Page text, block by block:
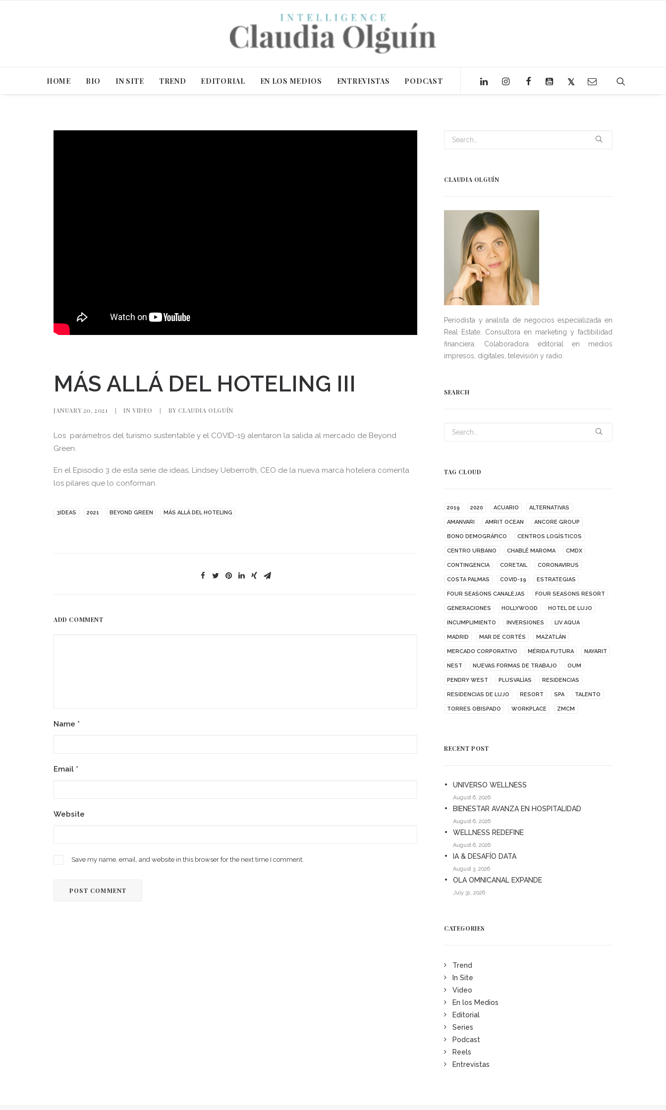
HOME BIO IN SITE TREND EDITORIAL EN LOS MEDIOS ENTREVISTAS PODCAST
MÁS ALLÁ DEL HOTELING III
JANUARY 20, 2021 | INVIDEO | BY CLAUDIA OLGUÍN
Los parámetros del turismo sustentable y el COVID-19 alentaron la salida al mercado de Beyond
Green.
En el Episodio 3 de esta serie de ideas, Lindsey Ueberroth, CEO de la nueva marca hotelera comenta
los pilares que lo conforman.
3IDEAS 2021 BEYOND GREEN MÁS ALLÁ DEL HOTELING
ADD COMMENT
Name *
Email *
Website
Save my name, email, and website in this browser for the next time I comment.
CLAUDIA OLGUÍN
Periodista y analista de negocios especializada en
Real Estate. Consultora en marketing y factibilidad
financiera. Colaboradora editorial en medios
impresos, digitales, televisión y radio.
SEARCH
TAG CLOUD
2019 2020 ACUARIO ALTERNATIVAS
AMANVARI AMRIT OCEAN ANCORE GROUP
BONO DEMOGRÁFICO CENTROS LOGÍSTICOS
CENTRO URBANO CHABLÉ MAROMA CMDX
CONTINGENCIA CORETAIL CORONAVIRUS
COSTA PALMAS COVID-19 ESTRATEGIAS
FOUR SEASONS CANALEJAS FOUR SEASONS RESORT
GENERACIONES HOLLYWOOD HOTEL DE LUJO
INCUMPLIMIENTO INVERSIONES LIV AQUA
MADRID MAR DE CORTÉS MAZATLÁN
MERCADO CORPORATIVO MÉRIDA FUTURA NAYARIT
NEST NUEVAS FORMAS DE TRABAJO OUM
PENDRY WEST PLUSVALÍAS RESIDENCIAS
RESIDENCIAS DE LUJO RESORT SPA TALENTO
TORRES OBISPADO WORKPLACE ZMCM
RECENT POST
UNIVERSO WELLNESS
August 6, 2026
BIENESTAR AVANZA EN HOSPITALIDAD
August 6, 2026
WELLNESS REDEFINE
August 6, 2026
IA & DESAFÍO DATA
August 3, 2026
OLA OMNICANAL EXPANDE
July 31, 2026
CATEGORIES
Trend
In Site
Video
En los Medios
Editorial
Series
Podcast
Reels
Entrevistas